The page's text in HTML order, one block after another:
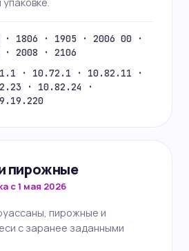
· 1806 · 1905 · 2006 00 ·
· 2008 · 2106
· 10.72.1 · 10.82.11 ·
· 10.82.24 ·
пирожные
с 1 мая 2026
пирожные и
с заранее заданными